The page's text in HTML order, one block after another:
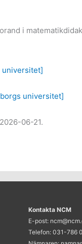
i
universitet]
universitet]
06-21.
Kontakta NCM
E-post:
Telefon: 031-786